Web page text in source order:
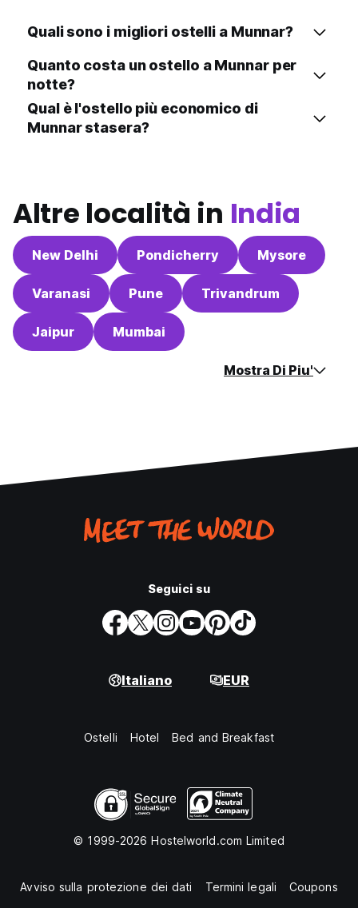
Quali sono i migliori ostelli a Munnar?
Quanto costa un ostello a Munnar per
notte?
Qual è l'ostello più economico di
Munnar stasera?
Altre località in India
New Delhi Pondicherry Mysore
Varanasi Pune Trivandrum
Jaipur Mumbai
Mostra Di Piu'
Seguici su
Italiano EUR
Ostelli Hotel Bed and Breakfast
© 1999-2026 Hostelworld.com Limited
Avviso sulla protezione dei dati Termini legali Coupons